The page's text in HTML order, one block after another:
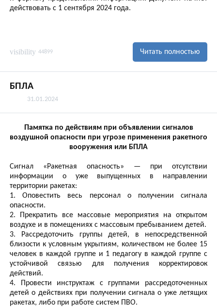
действовать с 1 сентября 2024 года.
visibility 44899 Читать полностью
БПЛА
31.01.2024
Памятка по действиям при объявлении сигналов
воздушной опасности при угрозе применения ракетного
вооружения или БПЛА
Сигнал «Ракетная опасность» — при отсутствии
информации о уже выпущенных в направлении
территории ракетах:
1. Оповестить весь персонал о получении сигнала
опасности.
2. Прекратить все массовые мероприятия на открытом
воздухе и в помещениях с массовым пребыванием детей.
3. Рассредоточить группы детей, в непосредственной
близости к условным укрытиям, количеством не более 15
человек в каждой группе и 1 педагогу в каждой группе с
устойчивой связью для получения корректировок
действий.
4. Провести инструктаж с группами рассредоточенных
детей о действиях при получении сигнала о уже летящих
ракетах, либо при работе систем ПВО.